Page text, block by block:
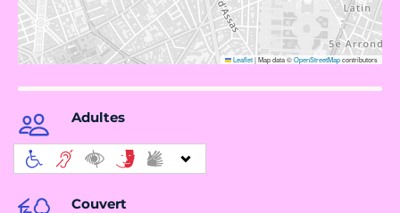
Leaflet|Map data ©OpenStreetMapcontributors
Adultes
Couvert